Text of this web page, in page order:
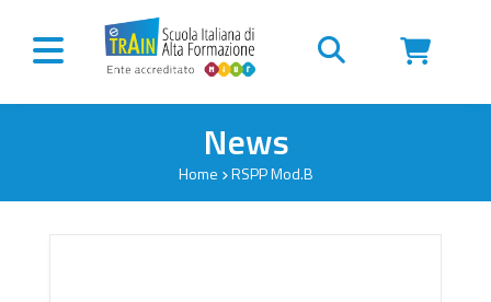
Vai al contenuto
News
Home RSPP Mod.B